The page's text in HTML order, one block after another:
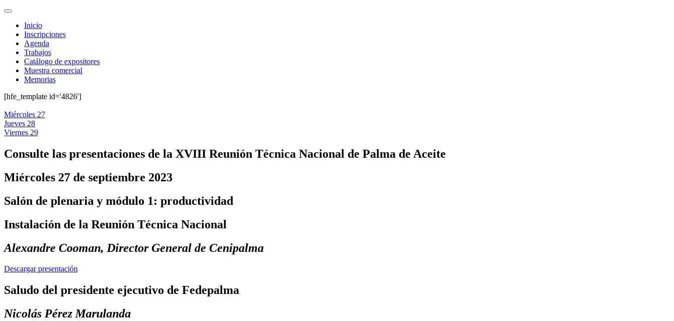
Inicio
Inscripciones
Agenda
Trabajos
Catálogo de expositores
Muestra comercial
Memorias
[hfe_template id='4826']
Miércoles 27
Jueves 28
Viernes 29
Consulte las presentaciones de la XVIII Reunión Técnica Nacional de Palma de Aceite
Miércoles 27 de septiembre 2023
Salón de plenaria y módulo 1: productividad
Instalación de la Reunión Técnica Nacional
Alexandre Cooman, Director General de Cenipalma
Descargar presentación
Saludo del presidente ejecutivo de Fedepalma
Nicolás Pérez Marulanda